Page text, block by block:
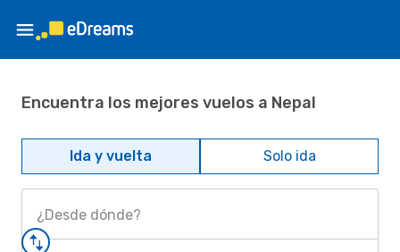
Encuentra los mejores vuelos a Nepal
Ida y vuelta Solo ida
¿Desde dónde?